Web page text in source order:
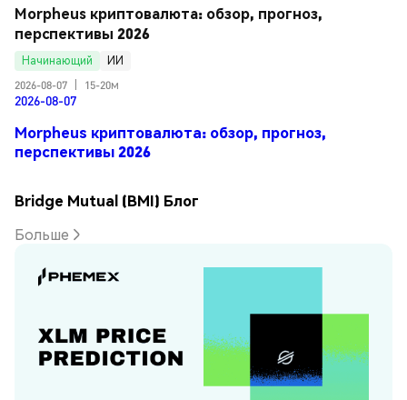
Morpheus криптовалюта: обзор, прогноз,
перспективы 2026
Начинающий
ИИ
2026-08-07
15-20м
2026-08-07
Morpheus криптовалюта: обзор, прогноз,
перспективы 2026
Bridge Mutual (BMI) Блог
Больше